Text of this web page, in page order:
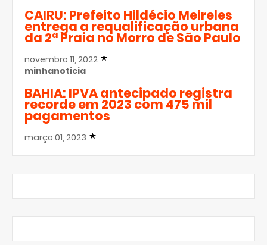
CAIRU: Prefeito Hildécio Meireles
entrega a requalificação urbana
da 2ª Praia no Morro de São Paulo
novembro 11, 2022
minhanoticia
BAHIA: IPVA antecipado registra
recorde em 2023 com 475 mil
pagamentos
março 01, 2023